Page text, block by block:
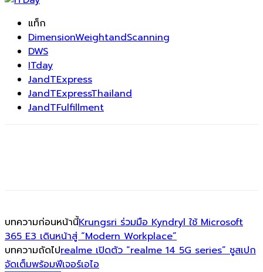
แท็ก
DimensionWeightandScanning
DWS
ITday
JandTExpress
JandTExpressThailand
JandTFulfillment
บทความก่อนหน้านี้Krungsri ร่วมมือ Kyndryl ใช้ Microsoft
365 E3 เดินหน้าสู่ “Modern Workplace”
บทความถัดไปrealme เปิดตัว “realme 14 5G series” ชูสเปก
จัดเต็มพร้อมฟีเจอร์เอไอ